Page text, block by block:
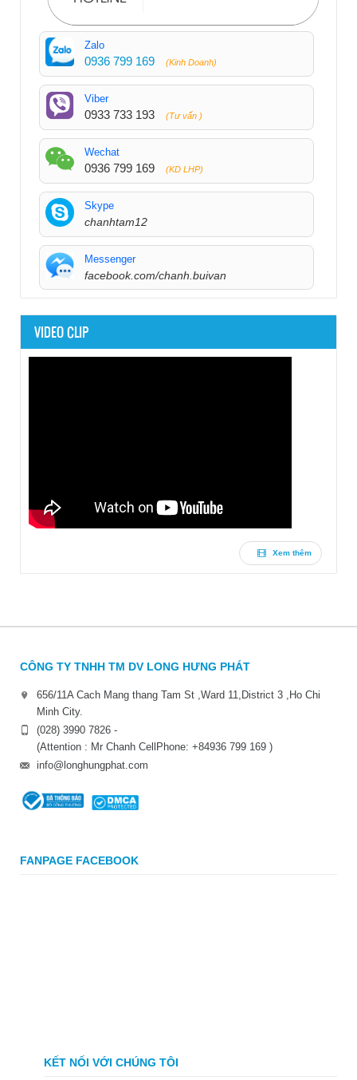
Zalo
0936 799 169 (Kinh Doanh)
Viber
0933 733 193 (Tư vấn )
Wechat
0936 799 169 (KD LHP)
Skype
chanhtam12
Messenger
facebook.com/chanh.buivan
VIDEO CLIP
Xem thêm
CÔNG TY TNHH TM DV LONG HƯNG PHÁT
656/11A Cach Mang thang Tam St ,Ward 11,District 3 ,Ho Chi
Minh City.
(028) 3990 7826 -
(Attention : Mr Chanh CellPhone: +84936 799 169 )
info@longhungphat.com
FANPAGE FACEBOOK
KẾT NỐI VỚI CHÚNG TÔI